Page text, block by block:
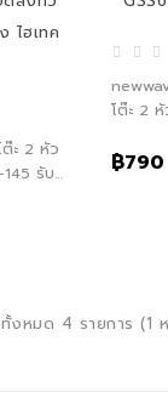
ะ 2 หัว
รับ
โต๊ะ 2
฿790
หมด 4 รายการ (1